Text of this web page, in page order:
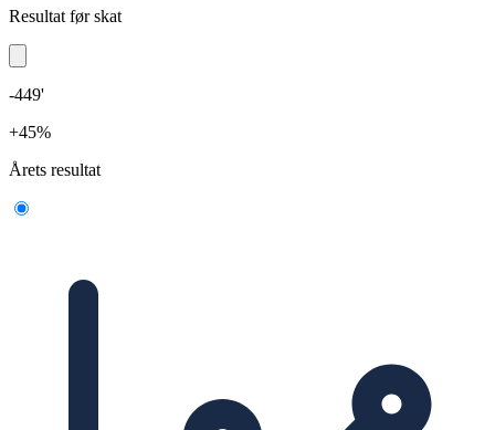
Resultat før skat
-449'
+45%
Årets resultat